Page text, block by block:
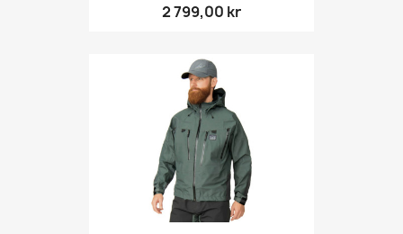
2 799,00 kr